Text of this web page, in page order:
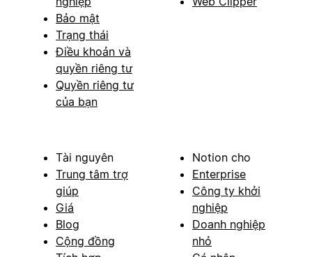
Bảo mật
Trạng thái
Điều khoản và
quyền riêng tư
Quyền riêng tư
của bạn
Tài nguyên
Trung tâm trợ
giúp
Giá
Blog
Cộng đồng
Notion cho
Enterprise
Công ty khởi
nghiệp
Doanh nghiệp
nhỏ